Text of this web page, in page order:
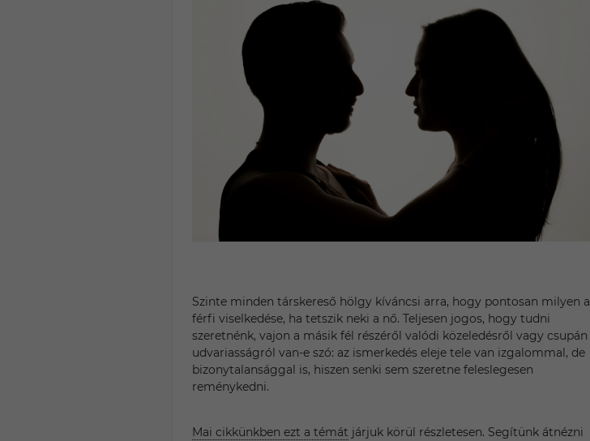
Szinte minden társkereső hölgy kíváncsi arra, hogy pontosan milyen a
férfi viselkedése, ha tetszik neki a nő. Teljesen jogos, hogy tudni
szeretnénk, vajon a másik fél részéről valódi közeledésről vagy csupán
udvariasságról van-e szó: az ismerkedés eleje tele van izgalommal, de
bizonytalansággal is, hiszen senki sem szeretne feleslegesen
reménykedni.
Mai cikkünkben ezt a témát járjuk körül részletesen. Segítünk átnézni